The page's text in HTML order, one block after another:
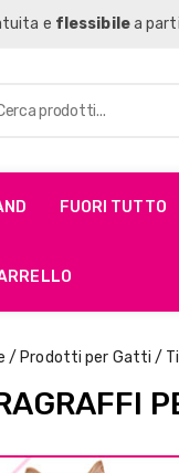
e flessibilea
FUORI TUTTO
/ Prodotti per Gatti /